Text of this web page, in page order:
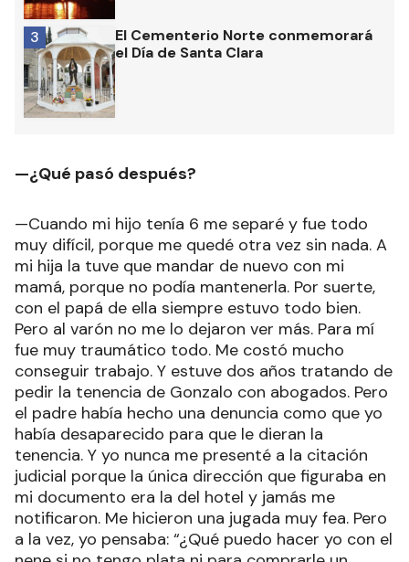
El Cementerio Norte conmemorará
el Día de Santa Clara
3
—¿Qué pasó después?
—Cuando mi hijo tenía 6 me separé y fue todo
muy difícil, porque me quedé otra vez sin nada. A
mi hija la tuve que mandar de nuevo con mi
mamá, porque no podía mantenerla. Por suerte,
con el papá de ella siempre estuvo todo bien.
Pero al varón no me lo dejaron ver más. Para mí
fue muy traumático todo. Me costó mucho
conseguir trabajo. Y estuve dos años tratando de
pedir la tenencia de Gonzalo con abogados. Pero
el padre había hecho una denuncia como que yo
había desaparecido para que le dieran la
tenencia. Y yo nunca me presenté a la citación
judicial porque la única dirección que figuraba en
mi documento era la del hotel y jamás me
notificaron. Me hicieron una jugada muy fea. Pero
a la vez, yo pensaba: “¿Qué puedo hacer yo con el